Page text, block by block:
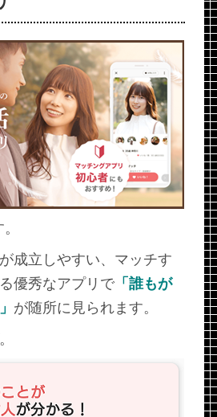
成立しやすい、マッチす
優秀なアプリで「誰もが
が随所に見られます。